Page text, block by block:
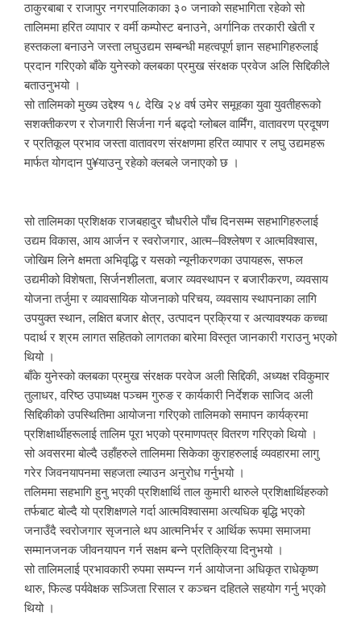
ठाकुरबाबा र राजापुर नगरपालिकाका ३० जनाको सहभागिता रहेको सो
तालिममा हरित व्यापार र वर्मी कम्पोस्ट बनाउने, अर्गानिक तरकारी खेती र
हस्तकला बनाउने जस्ता लघुउद्यम सम्बन्धी महत्वपूर्ण ज्ञान सहभागिहरुलाई
प्रदान गरिएको बाँके युनेस्को क्लबका प्रमुख संरक्षक प्रवेज अलि सिद्दिकीले
बताउनुभयो ।
सो तालिमको मुख्य उद्देश्य १८ देखि २४ वर्ष उमेर समूहका युवा युवतीहरूको
सशक्तीकरण र रोजगारी सिर्जना गर्न बढ्दो ग्लोबल वार्मिंग, वातावरण प्रदूषण
र प्रतिकूल प्रभाव जस्ता वातावरण संरक्षणमा हरित व्यापार र लघु उद्यमहरू
मार्फत योगदान पु¥याउनु रहेको क्लबले जनाएको छ ।
सो तालिमका प्रशिक्षक राजबहादुर चौधरीले पाँच दिनसम्म सहभागिहरुलाई
उद्यम विकास, आय आर्जन र स्वरोजगार, आत्म–विश्लेषण र आत्मविश्वास,
जोखिम लिने क्षमता अभिवृद्धि र यसको न्यूनीकरणका उपायहरू, सफल
उद्यमीको विशेषता, सिर्जनशीलता, बजार व्यवस्थापन र बजारीकरण, व्यवसाय
योजना तर्जुमा र व्यावसायिक योजनाको परिचय, व्यवसाय स्थापनाका लागि
उपयुक्त स्थान, लक्षित बजार क्षेत्र, उत्पादन प्रक्रिया र अत्यावश्यक कच्चा
पदार्थ र श्रम लागत सहितको लागतका बारेमा विस्तृत जानकारी गराउनु भएको
थियो ।
बाँके युनेस्को क्लबका प्रमुख संरक्षक परवेज अली सिद्दिकी, अध्यक्ष रविकुमार
तुलाधर, वरिष्ठ उपाध्यक्ष पञ्चम गुरुङ र कार्यकारी निर्देशक साजिद अली
सिद्दिकीको उपस्थितिमा आयोजना गरिएको तालिमको समापन कार्यक्रमा
प्रशिक्षार्थीहरूलाई तालिम पूरा भएको प्रमाणपत्र वितरण गरिएको थियो ।
सो अवसरमा बोल्दै उहाँहरुले तालिममा सिकेका कुराहरुलाई व्यवहारमा लागु
गरेर जिवनयापनमा सहजता ल्याउन अनुरोध गर्नुभयो ।
तलिममा सहभागि हुनु भएकी प्रशिक्षार्थि ताल कुमारी थारुले प्रशिक्षार्थिहरुको
तर्फबाट बोल्दै यो प्रशिक्षणले गर्दा आत्मविश्वासमा अत्यधिक बृद्धि भएको
जनाउँदै स्वरोजगार सृजनाले थप आत्मनिर्भर र आर्थिक रूपमा समाजमा
सम्मानजनक जीवनयापन गर्न सक्षम बन्ने प्रतिक्रिया दिनुभयो ।
सो तालिमलाई प्रभावकारी रुपमा सम्पन्न गर्न आयोजना अधिकृत राधेकृष्ण
थारु, फिल्ड पर्यवेक्षक सञ्जिता रिसाल र कञ्चन दहितले सहयोग गर्नु भएको
थियो ।